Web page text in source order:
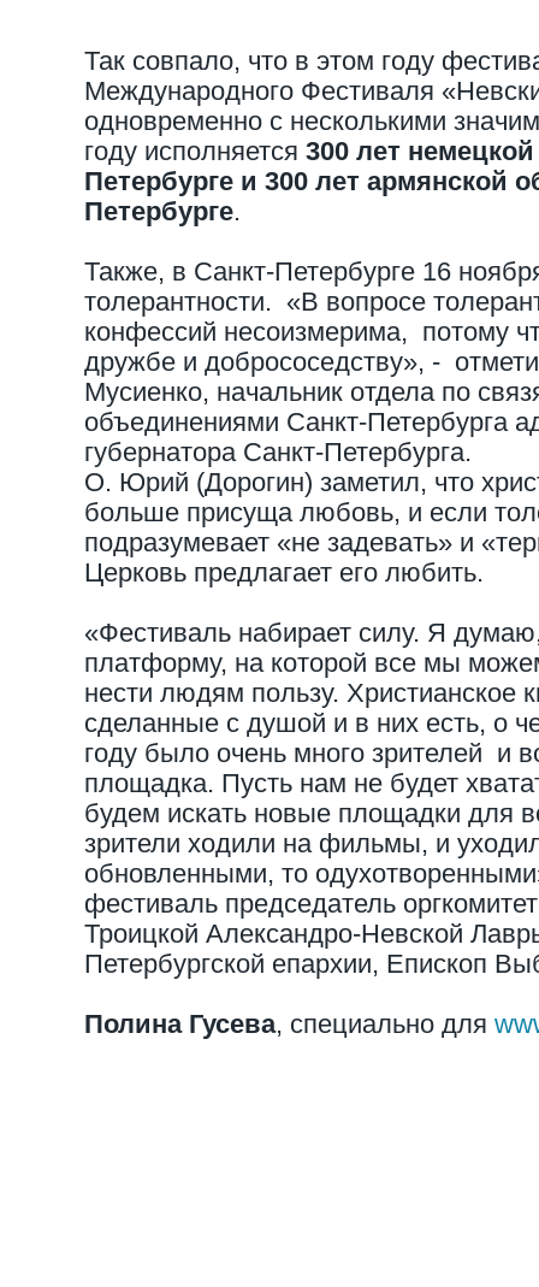
Так совпало, что в этом году
Международного Фестиваля
одновременно с несколькими
году исполняется 300 лет
Петербурге и 300 лет армянской
Петербурге.
Также, в Санкт-Петербурге 16
толерантности. «В вопросе
конфессий несоизмерима, потому
дружбе и добрососедству», -
Мусиенко, начальник отдела по
объединениями Санкт-Петербурга
губернатора Санкт-Петербурга.
О. Юрий (Дорогин) заметил, что
больше присуща любовь, и если
подразумевает «не задевать» и
Церковь предлагает его любить.
«Фестиваль набирает силу. Я
платформу, на которой все мы
нести людям пользу. Христианское
сделанные с душой и в них есть, о
году было очень много зрителей и
площадка. Пусть нам не будет
будем искать новые площадки для
зрители ходили на фильмы, и
обновленными, то
фестиваль председатель
Троицкой Александро-Невской
Петербургской епархии, Епископ
Полина Гусева, специально для